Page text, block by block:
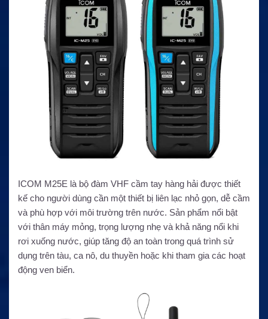
ICOM M25E là bộ đàm VHF cầm tay hàng hải được thiết
kế cho người dùng cần một thiết bị liên lạc nhỏ gọn, dễ cầm
và phù hợp với môi trường trên nước. Sản phẩm nổi bật
với thân máy mỏng, trọng lượng nhẹ và khả năng nổi khi
rơi xuống nước, giúp tăng độ an toàn trong quá trình sử
dụng trên tàu, ca nô, du thuyền hoặc khi tham gia các hoạt
động ven biển.